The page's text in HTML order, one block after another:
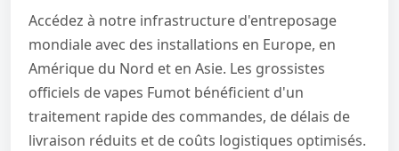
Accédez à notre infrastructure d'entreposage
mondiale avec des installations en Europe, en
Amérique du Nord et en Asie. Les grossistes
officiels de vapes Fumot bénéficient d'un
traitement rapide des commandes, de délais de
livraison réduits et de coûts logistiques optimisés.